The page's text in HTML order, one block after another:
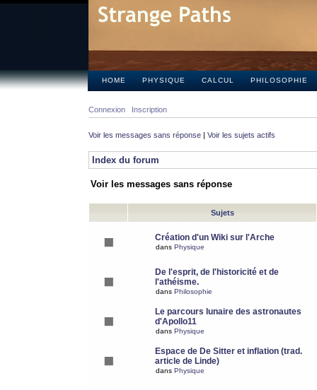
HOME PHYSIQUE CALCUL PHILOSOPHIE
Connexion Inscription
Voir les messages sans réponse | Voir les sujets actifs
Index du forum
Voir les messages sans réponse
Sujets
Création d'un Wiki sur l'Arche
dans Physique
De l'esprit, de l'historicité et de
l'athéisme.
dans Philosophie
Le parcours lunaire des astronautes
d'Apollo11
dans Physique
Espace de De Sitter et inflation (trad.
article de Linde)
dans Physique